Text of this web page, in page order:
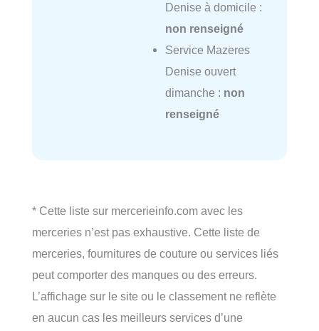
Denise à domicile :
non renseigné
Service Mazeres
Denise ouvert
dimanche : non
renseigné
* Cette liste sur mercerieinfo.com avec les
merceries n’est pas exhaustive. Cette liste de
merceries, fournitures de couture ou services liés
peut comporter des manques ou des erreurs.
L’affichage sur le site ou le classement ne reflète
en aucun cas les meilleurs services d’une